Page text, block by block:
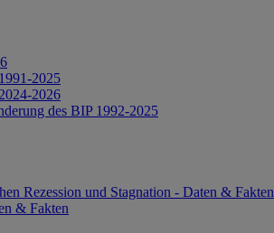
2025
2026
des BIP 1992-2025
Rezession und Stagnation - Daten & Fakten
& Fakten